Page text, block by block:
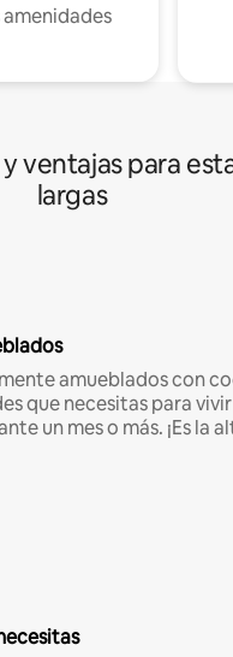
ventajas para
largas
amueblados con
que necesitas para vivir
un mes o más. ¡Es la